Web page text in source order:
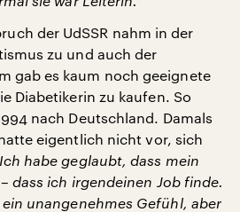
der UdSSR nahm in der
zu und auch der
gab es kaum noch geeignete
Diabetikerin zu kaufen. So
nach Deutschland. Damals
eigentlich nicht vor, sich
Ich habe geglaubt, dass mein
dass ich irgendeinen Job finde.
unangenehmes Gefühl, aber